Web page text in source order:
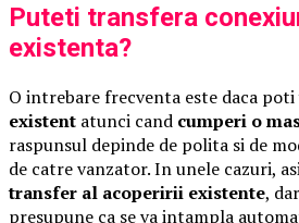
Puteti transfera
existenta?
O intrebare frecventa este daca poti
existent atunci cand cumperi o
raspunsul depinde de polita si de
de catre vanzator. In unele cazuri,
transfer al acoperirii existente,
presupune ca se va intampla